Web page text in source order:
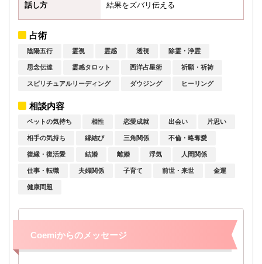
話し方 結果をズバリ伝える
占術
陰陽五行 霊視 霊感 透視 除霊・浄霊
思念伝達 霊感タロット 西洋占星術 祈願・祈祷
スピリチュアルリーディング ダウジング ヒーリング
相談内容
ペットの気持ち 相性 恋愛成就 出会い 片思い
相手の気持ち 縁結び 三角関係 不倫・略奪愛
復縁・復活愛 結婚 離婚 浮気 人間関係
仕事・転職 夫婦関係 子育て 前世・来世 金運
健康問題
Coemiからのメッセージ